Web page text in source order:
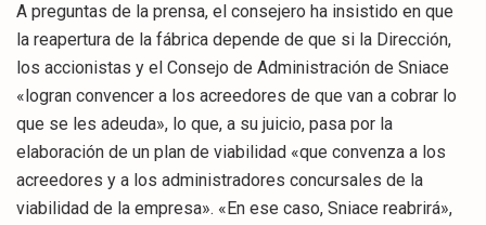
A preguntas de la prensa, el consejero ha insistido en que
la reapertura de la fábrica depende de que si la Dirección,
los accionistas y el Consejo de Administración de Sniace
«logran convencer a los acreedores de que van a cobrar lo
que se les adeuda», lo que, a su juicio, pasa por la
elaboración de un plan de viabilidad «que convenza a los
acreedores y a los administradores concursales de la
viabilidad de la empresa». «En ese caso, Sniace reabrirá»,